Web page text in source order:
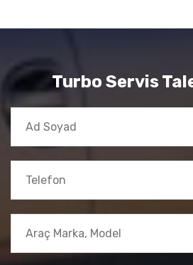
Turbo Servis